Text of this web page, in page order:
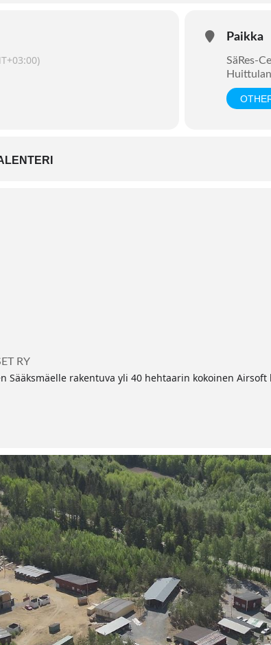
Paikka
SäRes-
RY
Sääksmäelle rakentuva yli 40 hehtaarin kokoinen